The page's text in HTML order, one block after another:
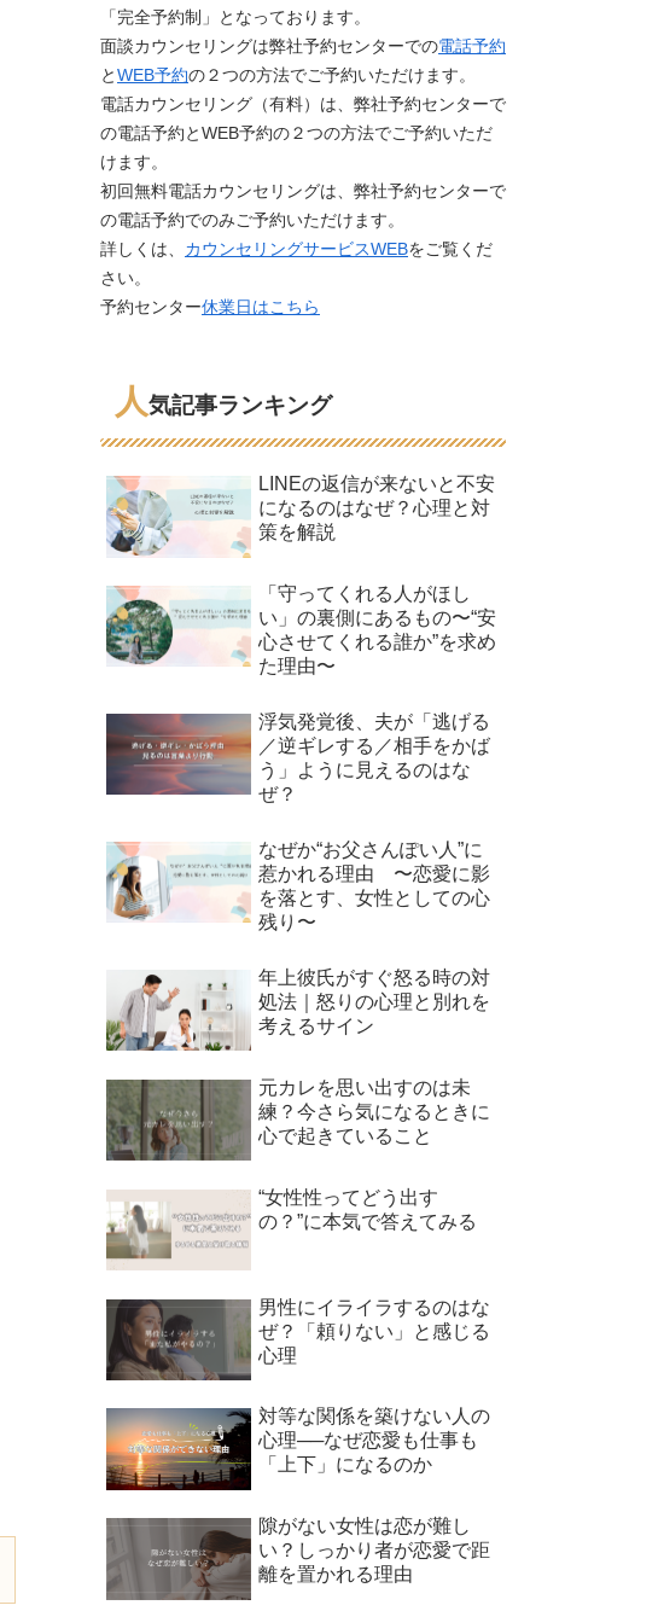
「完全予約制」となっております。
面談カウンセリングは弊社予約センターでの電話予約
と WEB予約の２つの方法でご予約いただけます。
電話カウンセリング（有料）は、弊社予約センターで
の電話予約とWEB予約の２つの方法でご予約いただ
けます。
初回無料電話カウンセリングは、弊社予約センターで
の電話予約でのみご予約いただけます。
詳しくは、 カウンセリングサービスWEBをご覧くだ
さい。
予約センター休業日はこちら
人気記事ランキング
LINEの返信が来ないと不安
になるのはなぜ？心理と対
策を解説
「守ってくれる人がほし
い」の裏側にあるもの〜“安
心させてくれる誰か”を求め
た理由〜
浮気発覚後、夫が「逃げる
／逆ギレする／相手をかば
う」ように見えるのはな
ぜ？
なぜか“お父さんぽい人”に
惹かれる理由 〜恋愛に影
を落とす、女性としての心
残り〜
年上彼氏がすぐ怒る時の対
処法｜怒りの心理と別れを
考えるサイン
元カレを思い出すのは未
練？今さら気になるときに
心で起きていること
“女性性ってどう出す
の？”に本気で答えてみる
男性にイライラするのはな
ぜ？「頼りない」と感じる
心理
対等な関係を築けない人の
心理──なぜ恋愛も仕事も
「上下」になるのか
隙がない女性は恋が難し
い？しっかり者が恋愛で距
離を置かれる理由